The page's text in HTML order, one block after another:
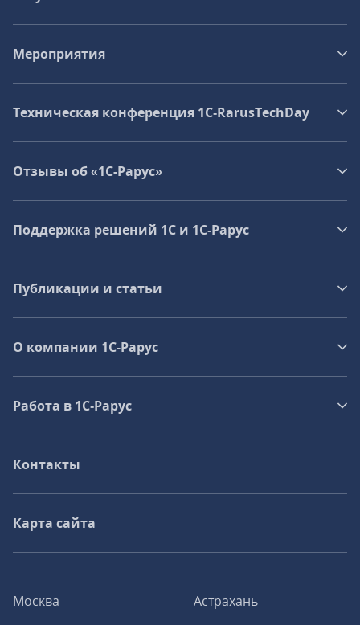
Москва
Астрахань
Мероприятия
Техническая конференция 1C‑RarusTechDay
Отзывы об «1С-Рарус»
Поддержка решений 1С и 1С‑Рарус
Публикации и статьи
О компании 1C-Рарус
Работа в 1С‑Рарус
Контакты
Карта сайта